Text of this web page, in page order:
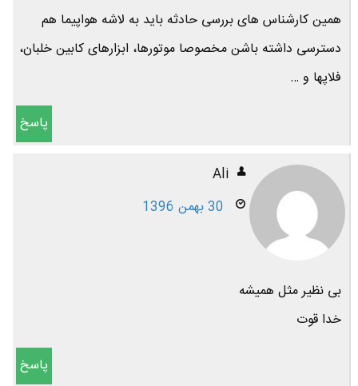
همین کارشناس های بررسی حادثه باید به لاشه هواپیما هم
دسترسی داشته باشن مخصوصا موتورها، ابزارهای کابین خلبان،
فلاپها و …
پاسخ
Ali
30 بهمن 1396
بی نظیر مثل همیشه
خدا قوت
پاسخ